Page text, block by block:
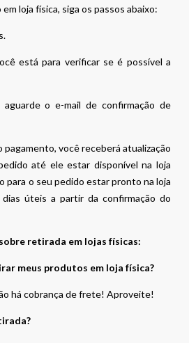
loja física, siga os passos abaixo:
está para verificar se é possível a
o e-mail de confirmação de
pagamento, você receberá atualização
até ele estar disponível na loja
para o seu pedido estar pronto na loja
úteis a partir da confirmação do
retirada em lojas físicas:
meus produtos em loja física?
há cobrança de frete! Aproveite!